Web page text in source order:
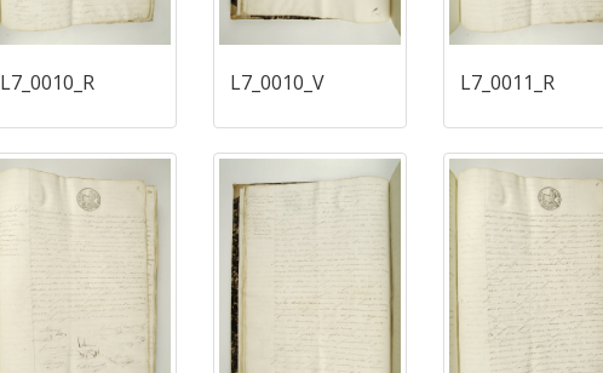
L7_0010_R L7_0010_V L7_0011_R